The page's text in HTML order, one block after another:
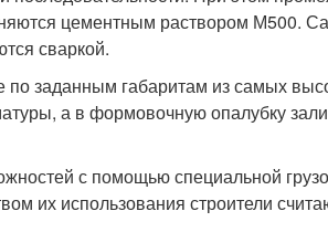
цементным раствором М500.
сваркой.
заданным габаритам из самых
а в формовочную опалубку
с помощью специальной
их использования строители